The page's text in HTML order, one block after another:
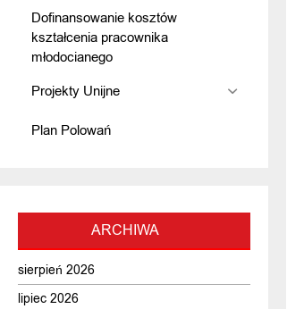
Dofinansowanie kosztów
kształcenia pracownika
młodocianego
Projekty Unijne
Plan Polowań
ARCHIWA
sierpień 2026
lipiec 2026